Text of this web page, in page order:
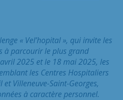
« Vel’hopital », qui invite les
à parcourir le plus grand
2025 et le 18 mai 2025, les
les Centres Hospitaliers
Villeneuve-Saint-Georges,
à caractère personnel.